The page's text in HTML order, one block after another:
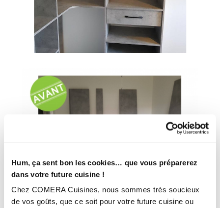
Hum, ça sent bon les cookies… que vous préparerez
dans votre future cuisine !
Chez COMERA Cuisines, nous sommes très soucieux
de vos goûts, que ce soit pour votre future cuisine ou